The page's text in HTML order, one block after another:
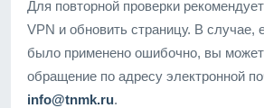
Для повторной проверки
VPN и обновить страницу. В случае,
было применено ошибочно, вы
обращение по адресу электронной
info@tnmk.ru.